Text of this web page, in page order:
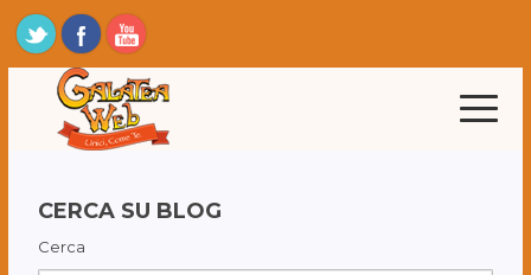
CERCA SU BLOG
Cerca